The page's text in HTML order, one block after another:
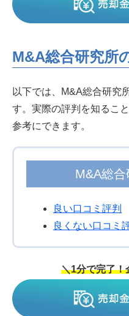
M&A総合研究所
以下では、M&A総合研究
す。実際の評判を知るこ
参考にできます。
M&A総合
良い口コミ評判
良くない口コミ
＼1分で完了！